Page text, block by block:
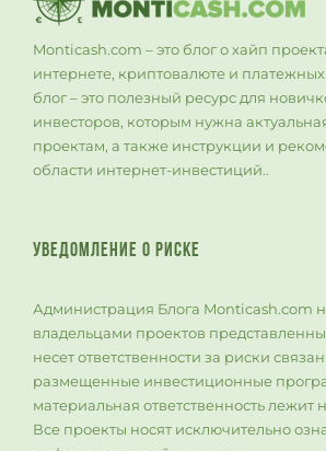
Monticash.com – это блог о хайп
интернете, криптовалюте и
блог – это полезный ресурс для
инвесторов, которым нужна
проектам, а также инструкции и
области интернет-инвестиций..
УВЕДОМЛЕНИЕ О РИСКЕ
Администрация Блога Monticash.com
владельцами проектов
несет ответственности за риски
размещенные инвестиционные
материальная ответственность лежит
Все проекты носят исключительно